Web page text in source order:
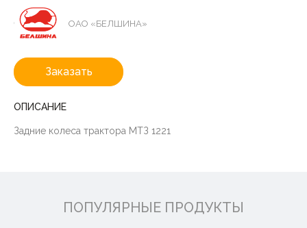
ОАО «БЕЛШИНА»
Заказать
ОПИСАНИЕ
Задние колеса трактора МТЗ 1221
ПОПУЛЯРНЫЕ ПРОДУКТЫ